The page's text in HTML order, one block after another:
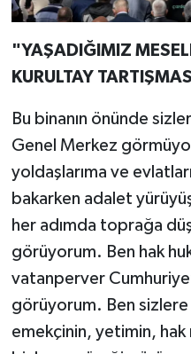
"YAŞADIĞIMIZ
KURULTAY
Bu binanın önünde
Genel Merkez
yoldaşlarıma ve
bakarken adalet
her adımda toprağa
görüyorum. Ben hak
vatanperver
görüyorum. Ben
emekçinin, yetimin,